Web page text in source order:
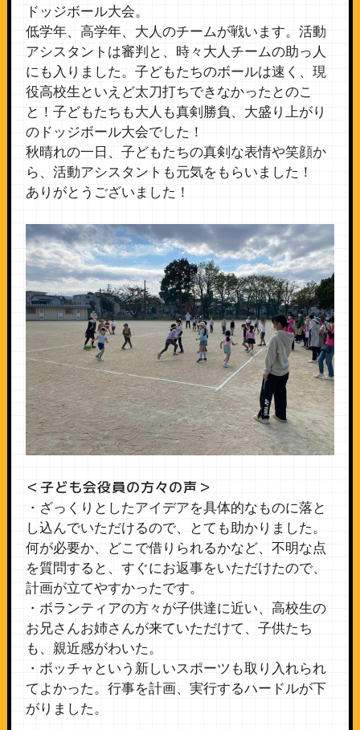
ドッジボール大会。
低学年、高学年、大人のチームが戦います。活動
アシスタントは審判と、時々大人チームの助っ人
にも入りました。子どもたちのボールは速く、現
役高校生といえど太刀打ちできなかったとのこ
と！子どもたちも大人も真剣勝負、大盛り上がり
のドッジボール大会でした！
秋晴れの一日、子どもたちの真剣な表情や笑顔か
ら、活動アシスタントも元気をもらいました！
ありがとうございました！
＜子ども会役員の方々の声＞
・ざっくりとしたアイデアを具体的なものに落と
し込んでいただけるので、とても助かりました。
何が必要か、どこで借りられるかなど、不明な点
を質問すると、すぐにお返事をいただけたので、
計画が立てやすかったです。
・ボランティアの方々が子供達に近い、高校生の
お兄さんお姉さんが来ていただけて、子供たち
も、親近感がわいた。
・ボッチャという新しいスポーツも取り入れられ
てよかった。行事を計画、実行するハードルが下
がりました。